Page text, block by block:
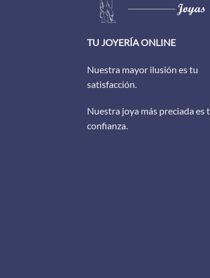
TU JOYERÍA ONLINE
Nuestra mayor ilusión es tu
satisfacción.
Nuestra joya más preciada es
confianza.